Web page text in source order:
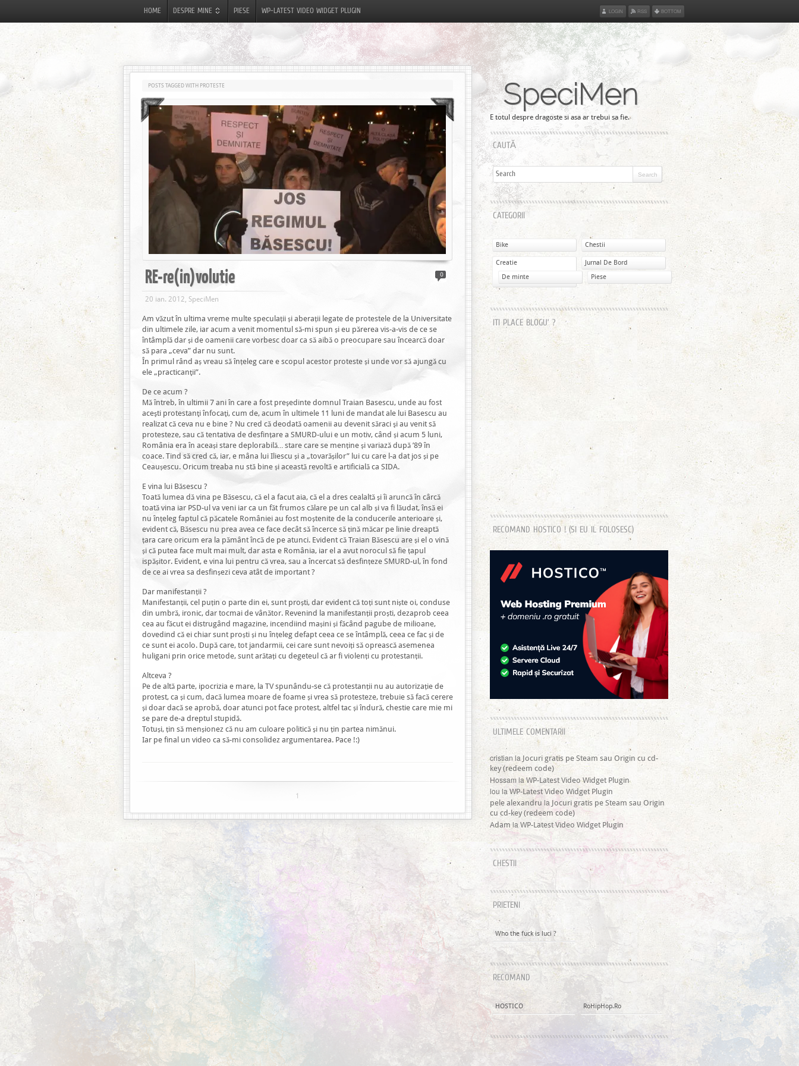
HOME DESPRE MINE PIESE WP-LATEST VIDEO WIDGET PLUGIN BOTTOM
RSS
LOGIN
POSTS TAGGED WITH PROTESTE
0
RE-re(in)volutie
20 ian. 2012, SpeciMen
Am văzut în ultima vreme multe speculații și aberații legate de protestele de la Universitate
din ultimele zile, iar acum a venit momentul să-mi spun și eu părerea vis-a-vis de ce se
întâmplă dar și de oamenii care vorbesc doar ca să aibă o preocupare sau încearcă doar
să para „ceva” dar nu sunt.
În primul rând aș vreau să înțeleg care e scopul acestor proteste și unde vor să ajungă cu
ele „practicanţii”.
De ce acum ?
Mă întreb, în ultimii 7 ani în care a fost preşedinte domnul Traian Basescu, unde au fost
aceşti protestanţi înfocaţi, cum de, acum în ultimele 11 luni de mandat ale lui Basescu au
realizat că ceva nu e bine ? Nu cred că deodată oamenii au devenit săraci şi au venit să
protesteze, sau că tentativa de desfințare a SMURD-ului e un motiv, când și acum 5 luni,
România era în aceași stare deplorabilă… stare care se menține și variază după ’89 în
coace. Tind să cred că, iar, e mâna lui Iliescu și a „tovarășilor” lui cu care l-a dat jos și pe
Ceaușescu. Oricum treaba nu stă bine și această revoltă e artificială ca SIDA.
E vina lui Băsescu ?
Toată lumea dă vina pe Băsescu, că el a facut aia, că el a dres cealaltă și îi aruncă în cârcă
toată vina iar PSD-ul va veni iar ca un făt frumos călare pe un cal alb și va fi lăudat, însă ei
nu înțeleg faptul că păcatele României au fost moștenite de la conducerile anterioare și,
evident că, Băsescu nu prea avea ce face decât să încerce să țină măcar pe linie dreaptă
țara care oricum era la pământ încă de pe atunci. Evident că Traian Băsescu are și el o vină
și că putea face mult mai mult, dar asta e România, iar el a avut norocul să fie țapul
ispășitor. Evident, e vina lui pentru că vrea, sau a încercat să desfințeze SMURD-ul, în fond
de ce ai vrea sa desfinșezi ceva atât de important ?
Dar manifestanții ?
Manifestanții, cel puțin o parte din ei, sunt proști, dar evident că toți sunt niște oi, conduse
din umbră, ironic, dar tocmai de vânător. Revenind la manifestanții proști, dezaprob ceea
cea au făcut ei distrugând magazine, incendiind mașini și făcând pagube de milioane,
dovedind că ei chiar sunt proști și nu înțeleg defapt ceea ce se întâmplă, ceea ce fac și de
ce sunt ei acolo. După care, tot jandarmii, cei care sunt nevoiți să oprească asemenea
huligani prin orice metode, sunt arătați cu degeteul că ar fi violenți cu protestanții.
Altceva ?
Pe de altă parte, ipocrizia e mare, la TV spunându-se că protestanții nu au autorizație de
protest, ca și cum, dacă lumea moare de foame și vrea să protesteze, trebuie să facă cerere
și doar dacă se aprobă, doar atunci pot face protest, altfel tac și îndură, chestie care mie mi
se pare de-a dreptul stupidă.
Totuși, țin să menșionez că nu am culoare politică și nu țin partea nimănui.
Iar pe final un video ca să-mi consolidez argumentarea. Pace !:)
1
SpeciMen
E totul despre dragoste si asa ar trebui sa fie.
CAUTĂ
CATEGORII
Bike Chestii
Creatie
De minte
Piese
Jurnal De Bord
ITI PLACE BLOGU’ ?
RECOMAND HOSTICO ! (SI EU IL FOLOSESC)
ULTIMELE COMENTARII
cristian la Jocuri gratis pe Steam sau Origin cu cd-
key (redeem code)
HossamlaWP-Latest Video Widget Plugin
lou la WP-Latest Video Widget Plugin
pele alexandru la Jocuri gratis pe Steam sau Origin
cu cd-key (redeem code)
Adam la WP-Latest Video Widget Plugin
CHESTII
PRIETENI
Who the fuck is luci ?
RECOMAND
HOSTICO RoHipHop.Ro